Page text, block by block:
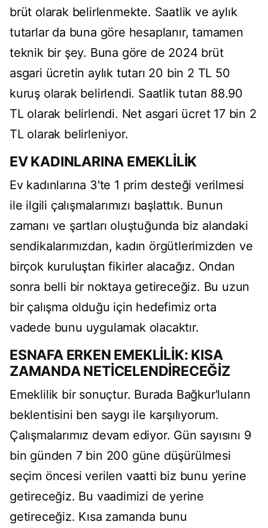
brüt olarak belirlenmekte. Saatlik ve aylık
tutarlar da buna göre hesaplanır, tamamen
teknik bir şey. Buna göre de 2024 brüt
asgari ücretin aylık tutarı 20 bin 2 TL 50
kuruş olarak belirlendi. Saatlik tutarı 88.90
TL olarak belirlendi. Net asgari ücret 17 bin 2
TL olarak belirleniyor.
EV KADINLARINA EMEKLİLİK
Ev kadınlarına 3'te 1 prim desteği verilmesi
ile ilgili çalışmalarımızı başlattık. Bunun
zamanı ve şartları oluştuğunda biz alandaki
sendikalarımızdan, kadın örgütlerimizden ve
birçok kuruluştan fikirler alacağız. Ondan
sonra belli bir noktaya getireceğiz. Bu uzun
bir çalışma olduğu için hedefimiz orta
vadede bunu uygulamak olacaktır.
ESNAFA ERKEN EMEKLİLİK: KISA
ZAMANDA NETİCELENDİRECEĞİZ
Emeklilik bir sonuçtur. Burada Bağkur'luların
beklentisini ben saygı ile karşılıyorum.
Çalışmalarımız devam ediyor. Gün sayısını 9
bin günden 7 bin 200 güne düşürülmesi
seçim öncesi verilen vaatti biz bunu yerine
getireceğiz. Bu vaadimizi de yerine
getireceğiz. Kısa zamanda bunu